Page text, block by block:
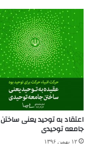
اعتقاد به توحید یعنی ساختن
جامعه توحیدی
۱۲ بهمن ۱۳۹۶